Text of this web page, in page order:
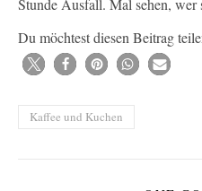
Stunde Ausfall. Mal sehen,
Du möchtest diesen Beitrag
Kaffee und Kuchen